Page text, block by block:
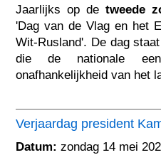
Jaarlijks op de tweede
'Dag van de Vlag en het
Wit-Rusland'. De dag
die de nationale
onafhankelijkheid van het
Verjaardag president
Datum: zondag 14 mei